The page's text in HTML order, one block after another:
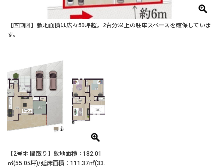
【区画図】敷地面積は広々50坪超。2台分以上の駐車スペースを確保していま
す。
【2号地 間取り】敷地面積：182.01
㎡(55.05坪)/延床面積：111.37㎡(33.